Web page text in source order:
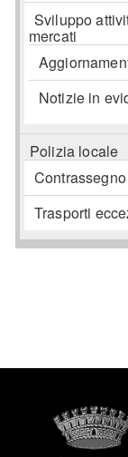
Sviluppo
mercati
Notizie in
Polizia locale
Trasporti